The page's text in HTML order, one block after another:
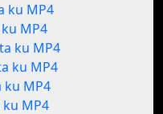
ku MP4
MP4
ku MP4
ku MP4
MP4
MP4